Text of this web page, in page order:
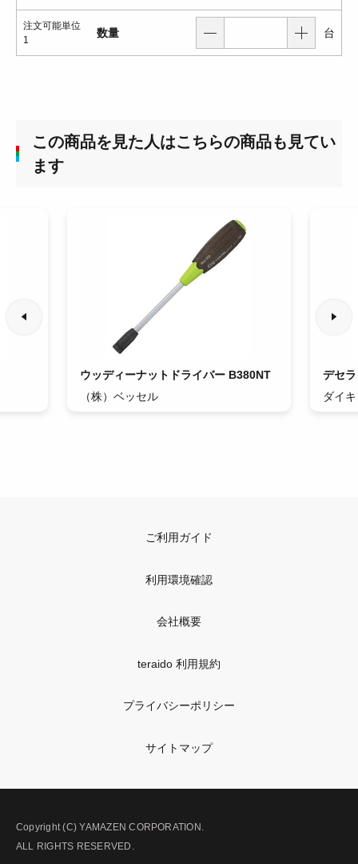
注文可能単位
1
数量 台
この商品を見た人はこちらの商品も見てい
ます
ウッディーナットドライバー B380NT
（株）ベッセル
デセ
ダイ
ご利用ガイド
利用環境確認
会社概要
teraido 利用規約
プライバシーポリシー
サイトマップ
Copyright (C) YAMAZEN CORPORATION.
ALL RIGHTS RESERVED.